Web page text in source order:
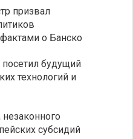
призвал
о Банско
будущий
технологий и
субсидий